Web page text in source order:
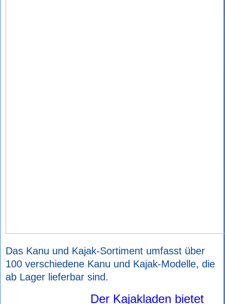
Das Kanu und Kajak-Sortiment umfasst über
100 verschiedene Kanu und Kajak-Modelle, die
ab Lager lieferbar sind.
Der Kajakladen bietet